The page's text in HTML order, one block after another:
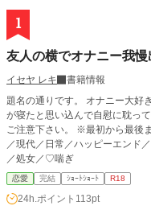
1
友人の横でオナニー我慢
イセヤ レキ
書籍情報
題名の通りです。 オナニー大好
が寝たと思い込んで自慰に耽ってい
ご注意下さい。 ※最初から最後までイタしているだけです。 ギャグ／ほのぼの
／現代／日常／ハッピーエンド
／処女／♡喘ぎ
恋愛 完結 ｼｮｰﾄｼｮｰﾄ R18
24h.ポイント 113pt